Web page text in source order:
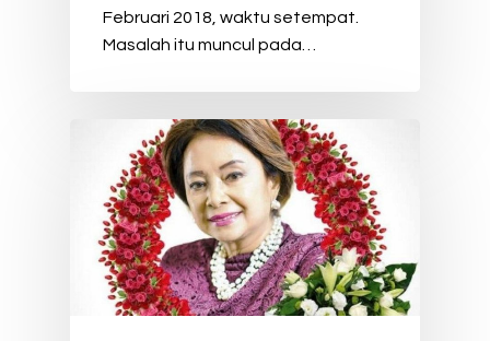
Februari 2018, waktu setempat.
Masalah itu muncul pada…